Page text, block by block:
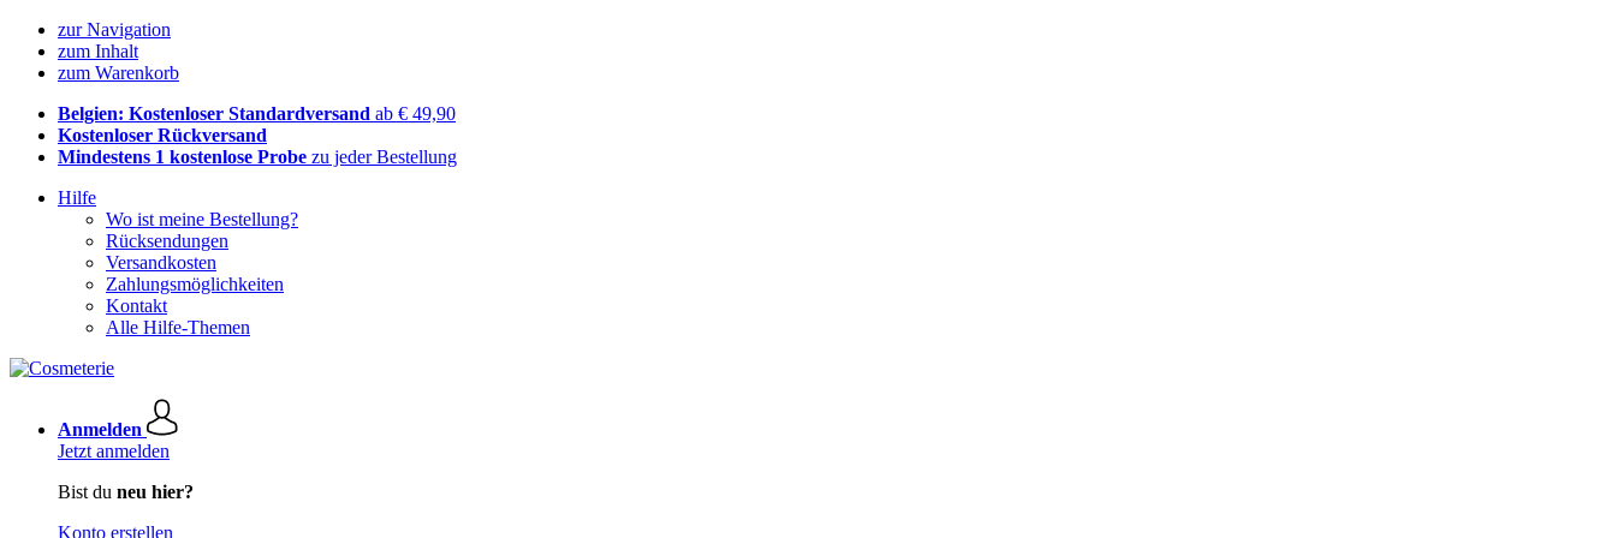
zur Navigation
zum Inhalt
zum Warenkorb
Belgien: Kostenloser Standardversand ab € 49,90
Kostenloser Rückversand
Mindestens 1 kostenlose Probe zu jeder Bestellung
Hilfe
Wo ist meine Bestellung?
Rücksendungen
Versandkosten
Zahlungsmöglichkeiten
Kontakt
Alle Hilfe-Themen
Anmelden
Jetzt anmelden
Bist du neu hier?
Konto erstellen